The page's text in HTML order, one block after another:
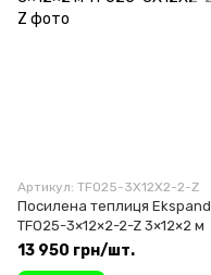
Артикул: TFO25-3X12X2-2-Z
Посилена теплиця Ekspand
TFO25-3×12×2-2-Z 3×12×2 м
13 950 грн/шт.